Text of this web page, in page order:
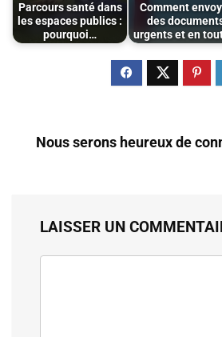
Parcours santé dans
les espaces publics :
pourquoi…
Comment
des
urgents et en
Nous serons heureux de
LAISSER UN